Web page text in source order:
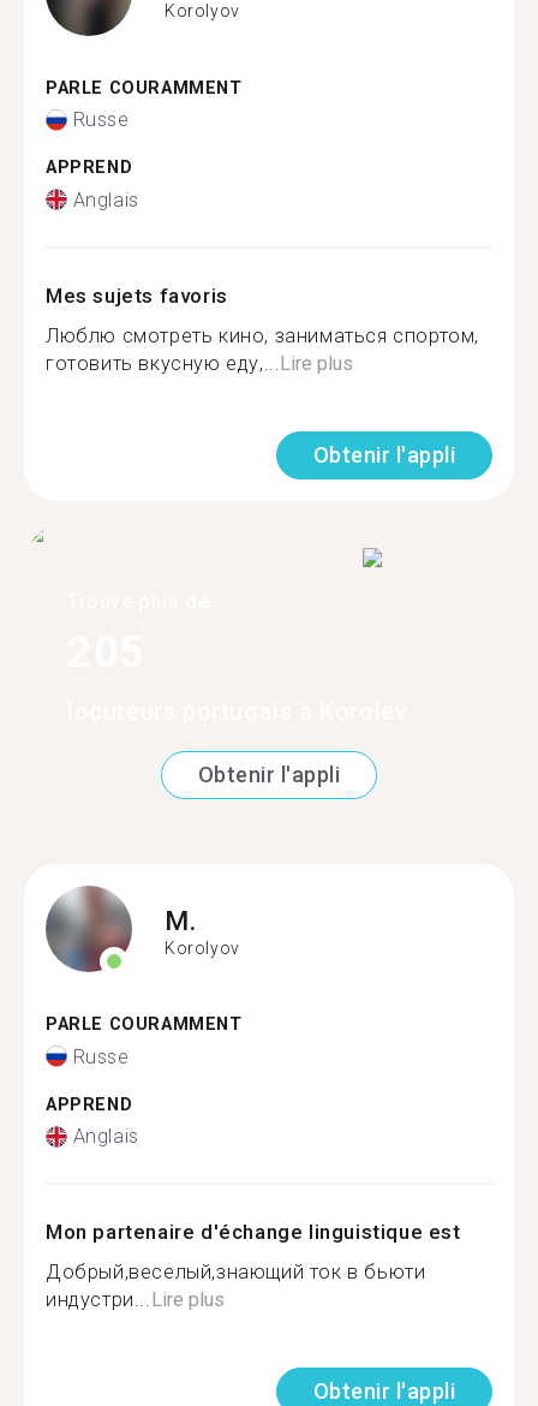
Korolyov
PARLE COURAMMENT
Russe
APPREND
Anglais
Mes sujets favoris
Люблю смотреть кино, заниматься спортом,
готовить вкусную еду,... Lire plus
Obtenir l'appli
Obtenir l'appli
M.
Korolyov
PARLE COURAMMENT
Russe
APPREND
Anglais
Mon partenaire d'échange linguistique est
Добрый,веселый,знающий ток в бьюти
индустри...Lire plus
Obtenir l'appli